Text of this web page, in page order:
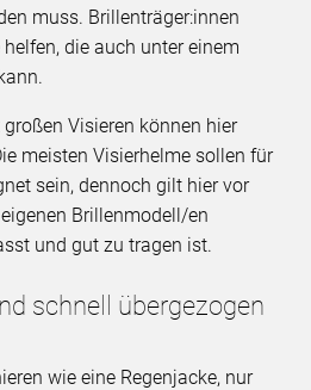
muss. Brillenträger:innen
die auch unter einem
Visieren können hier
meisten Visierhelme sollen für
sein, dennoch gilt hier vor
Brillenmodell/en
und gut zu tragen ist.
schnell übergezogen
wie eine Regenjacke, nur